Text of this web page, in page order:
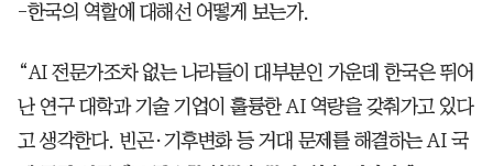
-한국의 역할에 대해선 어떻게 보는가.
“AI 전문가조차 없는 나라들이 대부분인 가운데 한국은 뛰어
난 연구 대학과 기술 기업이 훌륭한 AI 역량을 갖춰가고 있다
고 생각한다. 빈곤·기후변화 등 거대 문제를 해결하는 AI 국